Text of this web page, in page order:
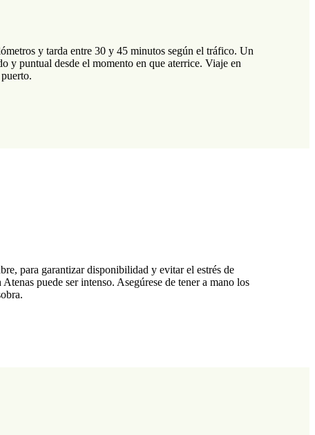
y tarda entre 30 y 45 minutos según el tráfico. Un
y puntual desde el momento en que aterrice. Viaje en
para garantizar disponibilidad y evitar el estrés de
puede ser intenso. Asegúrese de tener a mano los